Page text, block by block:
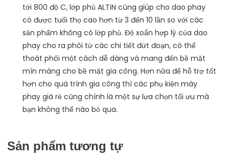
tới 800 độ C, lớp phủ ALTiN cũng giúp cho dao phay
có được tuổi thọ cao hơn từ 3 đến 10 lần so với các
sản phẩm không có lớp phủ. Độ xoắn hợp lý của dao
phay cho ra phôi từ các chi tiết đứt đoạn, có thể
thoát phôi một cách dễ dàng và mang đến bề mặt
mìn màng cho bề mặt gia công. Hơn nữa để hỗ trợ tốt
hơn cho quá trình gia công thì các phụ kiện máy
phay giá rẻ cũng chính là một sự lựa chọn tối ưu mà
bạn không thể nào bỏ qua.
Sản phẩm tương tự